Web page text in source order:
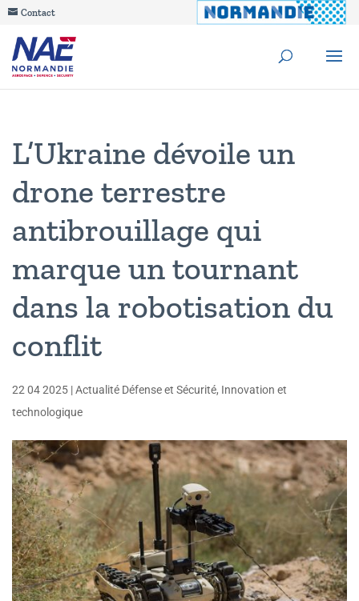
Contact
L’Ukraine dévoile un
drone terrestre
antibrouillage qui
marque un tournant
dans la robotisation du
conflit
22 04 2025 |Actualité Défense et Sécurité, Innovation et
technologique